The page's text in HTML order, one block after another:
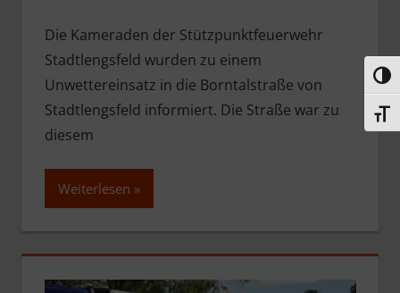
Die Kameraden der Stützpunktfeuerwehr
Stadtlengsfeld wurden zu einem
Unwettereinsatz in die Borntalstraße von
Stadtlengsfeld informiert. Die Straße war zu
diesem
Weiterlesen